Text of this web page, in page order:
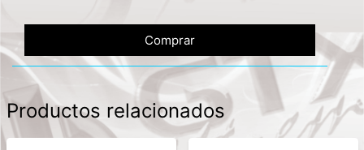
Comprar
Productos relacionados